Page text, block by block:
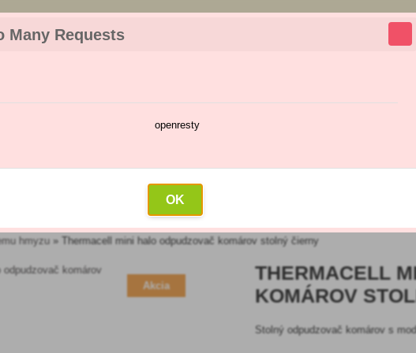
Many Requests
openresty
OK
Tovar skladom pripravíme do 30 min na základe objednávky. Predajňa je v
Kalendár postrekov Veľkoobchod
hmyzu »Thermacell mini halo odpudzovač komárov stolný čierny
Akcia
THERMACELL
KOMÁROV
Stolný odpudzovač komárov s